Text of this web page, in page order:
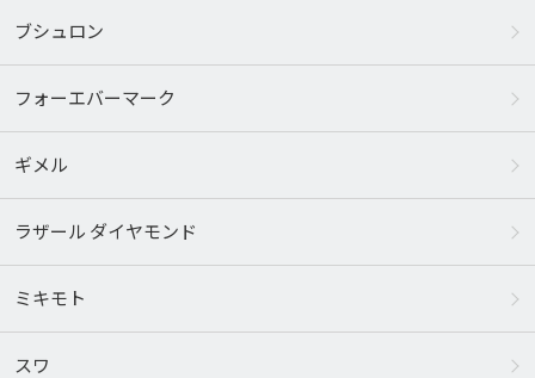
ブシュロン
フォーエバーマーク
ギメル
ラザール ダイヤモンド
ミキモト
スワ